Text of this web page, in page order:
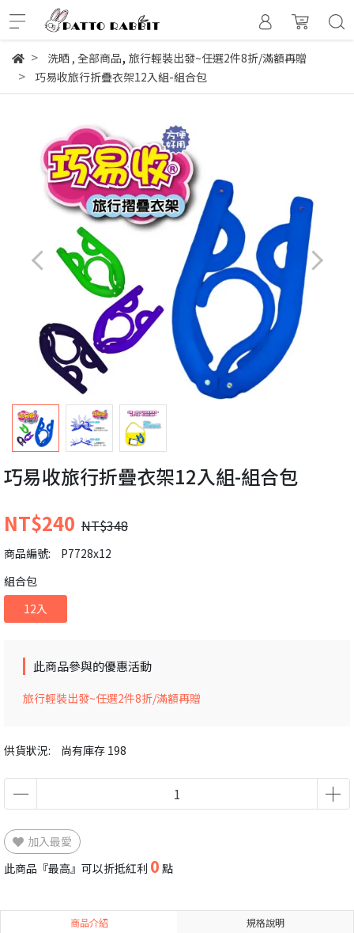
洗晒, 全部商品, 旅行輕裝出發~任選2件8折/滿額再贈
巧易收旅行折疊衣架12入組-組合包
巧易收旅行折疊衣架12入組-組合包
NT$240 NT$348
商品編號: P7728x12
供貨狀況: 尚有庫存 198
組合包
12入
此商品參與的優惠活動
旅行輕裝出發~任選2件8折/滿額再贈
加入最愛
此商品『最高』可以折抵紅利 0 點
商品介紹 規格說明